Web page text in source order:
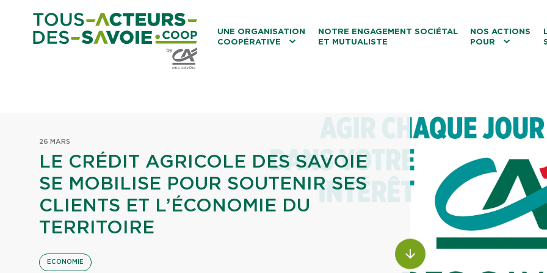
UNE ORGANISATION
COOPÉRATIVE
NOTRE ENGAGEMENT SOCIÉTAL
ET MUTUALISTE
NOS ACTIONS
POUR
Les associations
26 MARS
LE CRÉDIT AGRICOLE DES SAVOIE
SE MOBILISE POUR SOUTENIR SES
CLIENTS ET L’ÉCONOMIE DU
TERRITOIRE
ECONOMIE